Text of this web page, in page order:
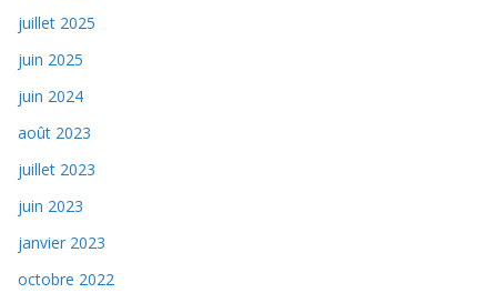
juillet 2025
juin 2025
juin 2024
août 2023
juillet 2023
juin 2023
janvier 2023
octobre 2022